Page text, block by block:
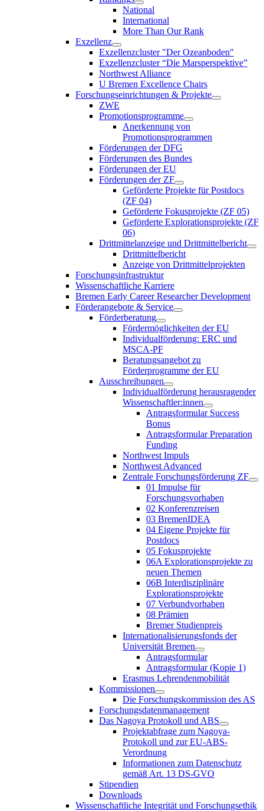
National
International
More Than Our Rank
Exzellenz
Exzellenzcluster "Der Ozeanboden"
Exzellenzcluster “Die Marsperspektive”
Northwest Alliance
U Bremen Excellence Chairs
Forschungseinrichtungen & Projekte
ZWE
Promotionsprogramme
Anerkennung von
Promotionsprogrammen
Förderungen der DFG
Förderungen des Bundes
Förderungen der EU
Förderungen der ZF
Geförderte Projekte für Postdocs
(ZF 04)
Geförderte Fokusprojekte (ZF 05)
Geförderte Explorationsprojekte (ZF
06)
Drittmittelanzeige und Drittmittelbericht
Drittmittelbericht
Anzeige von Drittmittelprojekten
Forschungsinfrastruktur
Wissenschaftliche Karriere
Bremen Early Career Researcher Development
Förderangebote & Service
Förderberatung
Fördermöglichkeiten der EU
Individualförderung: ERC und
MSCA-PF
Beratungsangebot zu
Förderprogramme der EU
Ausschreibungen
Individualförderung herausragender
Wissenschaftler:innen
Antragsformular Success
Bonus
Antragsformular Preparation
Funding
Northwest Impuls
Northwest Advanced
Zentrale Forschungsförderung ZF
01 Impulse für
Forschungsvorhaben
02 Konferenzreisen
03 BremenIDEA
04 Eigene Projekte für
Postdocs
05 Fokusprojekte
06A Explorationsprojekte zu
neuen Themen
06B Interdisziplinäre
Explorationsprojekte
07 Verbundvorhaben
08 Prämien
Bremer Studienpreis
Internationalisierungsfonds der
Universität Bremen
Antragsformular
Antragsformular (Kopie 1)
Erasmus Lehrendenmobilität
Kommissionen
Die Forschungskommission des AS
Forschungsdatenmanagement
Das Nagoya Protokoll und ABS
Projektabfrage zum Nagoya-
Protokoll und zur EU-ABS-
Verordnung
Informationen zum Datenschutz
gemäß Art. 13 DS-GVO
Stipendien
Downloads
Wissenschaftliche Integrität und Forschungsethik